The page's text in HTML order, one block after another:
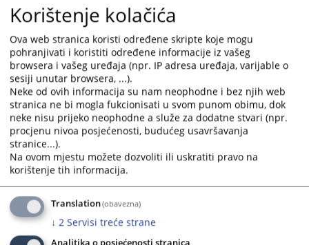
Приказана вијест је на
Пратећи документи
Одлука о избору најповољнијег понуђача-рачунарска
опрема
108ПРЕГЛЕДА
Korištenje kolačića
Ova web stranica koristi određene skripte koje mogu
pohranjivati i koristiti određene informacije iz vašeg
browsera i vašeg uređaja (npr. IP adresa uređaja, varijable o
sesiji unutar browsera, ...).
Neke od ovih informacija su nam neophodne i bez njih web
stranica ne bi mogla fukcionisati u svom punom obimu, dok
neke nisu prijeko neophodne a služe za dodatne stvari (npr.
procjenu nivoa posjećenosti, budućeg usavršavanja
stranice...).
Na ovom mjestu možete dozvoliti ili uskratiti pravo na
korištenje tih informacija.
Translation(obavezna)
↓ 2 Servisi treće strane